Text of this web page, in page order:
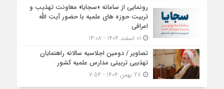
رونمایی از سامانه «سجایا» معاونت تهذیب و
تربیت حوزه‌ های علمیه با حضور آیت الله
اعرافی
تصاویر / دومین اجلاسیه سالانه راهنمایان
تهذیبی تربیتی مدارس علمیه کشور